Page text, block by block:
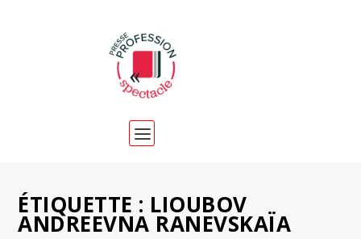
ÉTIQUETTE : LIOUBOV
ANDREEVNA RANEVSKAÏA